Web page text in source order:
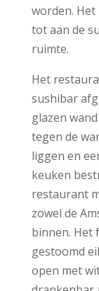
worden.
tot aan de
ruimte.
Het
sushibar
glazen
tegen de
liggen en
keuken
restaurant
zowel de
binnen. Het
gestoomd
open met